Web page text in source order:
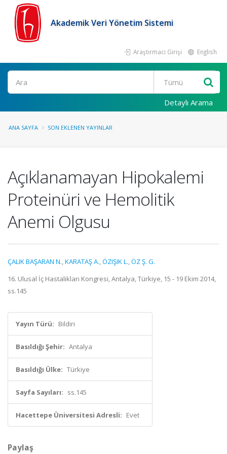
Akademik Veri Yönetim Sistemi
Araştırmacı Girişi English
Ara
Detaylı Arama
ANA SAYFA SON EKLENEN YAYINLAR
Açıklanamayan Hipokalemi
Proteinüri ve Hemolitik
Anemi Olgusu
ÇALIK BAŞARAN N.,KARATAŞ A.,ÖZIŞIK L.,ÖZ Ş. G.
16. Ulusal İç Hastalıkları Kongresi, Antalya, Türkiye, 15 - 19 Ekim 2014,
ss.145
Yayın Türü: Bildiri
Basıldığı Şehir: Antalya
Basıldığı Ülke: Türkiye
Sayfa Sayıları: ss.145
Hacettepe Üniversitesi Adresli: Evet
Paylaş